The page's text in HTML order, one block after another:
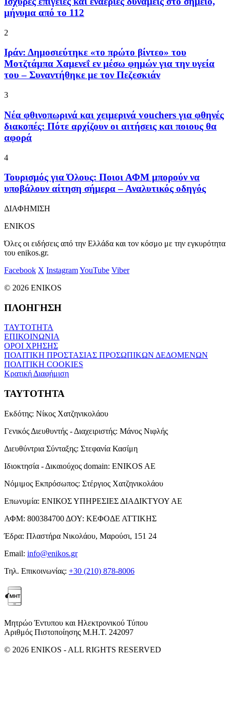
μήνυμα από το 112
2
Ιράν: Δημοσιεύτηκε «το πρώτο βίντεο» του
Μοτζτάμπα Χαμενεΐ εν μέσω φημών για την υγεία
του – Συναντήθηκε με τον Πεζεσκιάν
3
Νέα φθινοπωρινά και χειμερινά vouchers για φθηνές
διακοπές: Πότε αρχίζουν οι αιτήσεις και ποιους θα
αφορά
4
Τουρισμός για Όλους: Ποιοι ΑΦΜ μπορούν να
υποβάλουν αίτηση σήμερα – Αναλυτικός οδηγός
ΔΙΑΦΗΜΙΣΗ
ENIKOS
Όλες οι ειδήσεις από την Ελλάδα και τον κόσμο με την εγκυρότητα
του enikos.gr.
Facebook X InstagramYouTube Viber
© 2026 ENIKOS
ΠΛΟΗΓΗΣΗ
ΤΑΥΤΟΤΗΤΑ
ΕΠΙΚΟΙΝΩΝΙΑ
ΟΡΟΙ ΧΡΗΣΗΣ
ΠΟΛΙΤΙΚΗ ΠΡΟΣΤΑΣΙΑΣ ΠΡΟΣΩΠΙΚΩΝ ΔΕΔΟΜΕΝΩΝ
ΠΟΛΙΤΙΚΗ COOKIES
Κρατική Διαφήμιση
ΤΑΥΤΟΤΗΤΑ
Εκδότης: Νίκος Χατζηνικολάου
Γενικός Διευθυντής - Διαχειριστής: Μάνος Νιφλής
Διευθύντρια Σύνταξης: Στεφανία Κασίμη
Ιδιοκτησία - Δικαιούχος domain: ENIKOS AE
Νόμιμος Εκπρόσωπος: Στέργιος Χατζηνικολάου
Επωνυμία: ΕΝΙΚΟΣ ΥΠΗΡΕΣΙΕΣ ΔΙΑΔΙΚΤΥΟΥ ΑΕ
ΑΦΜ: 800384700 ΔΟΥ: ΚΕΦΟΔΕ ΑΤΤΙΚΗΣ
Έδρα: Πλαστήρα Νικολάου, Μαρούσι, 151 24
Email: info@enikos.gr
Τηλ. Επικοινωνίας: +30 (210) 878-8006
Μητρώο Έντυπου και Ηλεκτρονικού Τύπου
Αριθμός Πιστοποίησης Μ.Η.Τ. 242097
© 2026 ENIKOS - ALL RIGHTS RESERVED